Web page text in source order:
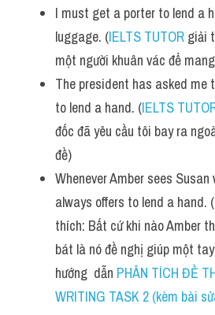
I must get a porter to lend a
luggage. (IELTS TUTOR giải
một người khuân vác để
The president has asked me
to lend a hand. (IELTS
đốc đã yêu cầu tôi bay ra
đề)
Whenever Amber sees
always offers to lend a hand. (
thích: Bất cứ khi nào Amber
bát là nó đề nghị giúp một
hướng  dẫn PHÂN TÍCH ĐỀ
WRITING TASK 2 (kèm bài